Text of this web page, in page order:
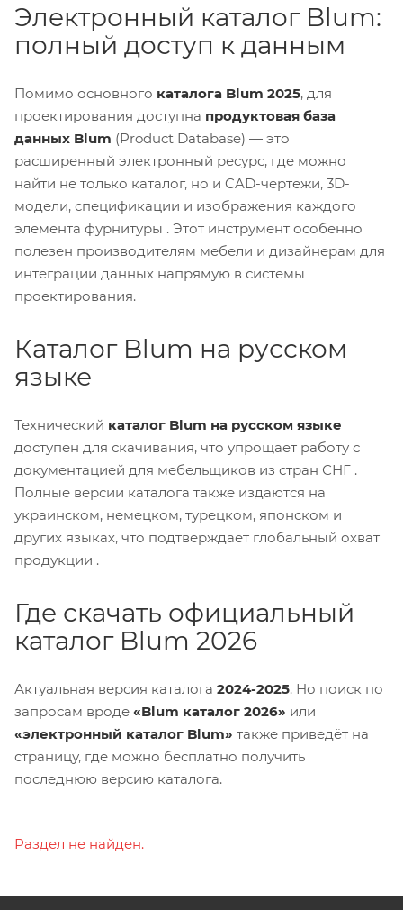
Электронный каталог Blum:
полный доступ к данным
Помимо основного каталога Blum 2025, для
проектирования доступна продуктовая база
данных Blum (Product Database) — это
расширенный электронный ресурс, где можно
найти не только каталог, но и CAD-чертежи, 3D-
модели, спецификации и изображения каждого
элемента фурнитуры . Этот инструмент особенно
полезен производителям мебели и дизайнерам для
интеграции данных напрямую в системы
проектирования.
Каталог Blum на русском
языке
Технический каталог Blum на русском языке
доступен для скачивания, что упрощает работу с
документацией для мебельщиков из стран СНГ .
Полные версии каталога также издаются на
украинском, немецком, турецком, японском и
других языках, что подтверждает глобальный охват
продукции .
Где скачать официальный
каталог Blum 2026
Актуальная версия каталога 2024-2025. Но поиск по
запросам вроде «Blum каталог 2026» или
«электронный каталог Blum» также приведёт на
страницу, где можно бесплатно получить
последнюю версию каталога.
Раздел не найден.